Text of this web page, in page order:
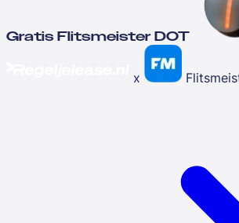
Gratis Flitsmeister DOT
x